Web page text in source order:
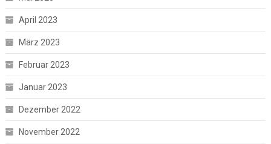
April 2023
März 2023
Februar 2023
Januar 2023
Dezember 2022
November 2022